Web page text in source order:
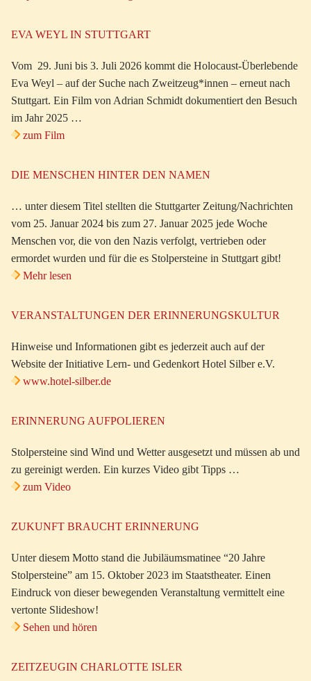
EVA WEYL IN STUTTGART
Vom 29. Juni bis 3. Juli 2026 kommt die Holocaust-Überlebende
Eva Weyl – auf der Suche nach Zweitzeug*innen – erneut nach
Stuttgart. Ein Film von Adrian Schmidt dokumentiert den Besuch
im Jahr 2025 …
zum Film
DIE MENSCHEN HINTER DEN NAMEN
… unter diesem Titel stellten die Stuttgarter Zeitung/Nachrichten
vom 25. Januar 2024 bis zum 27. Januar 2025 jede Woche
Menschen vor, die von den Nazis verfolgt, vertrieben oder
ermordet wurden und für die es Stolpersteine in Stuttgart gibt!
Mehr lesen
VERANSTALTUNGEN DER ERINNERUNGSKULTUR
Hinweise und Informationen gibt es jederzeit auch auf der
Website der Initiative Lern- und Gedenkort Hotel Silber e.V.
www.hotel-silber.de
ERINNERUNG AUFPOLIEREN
Stolpersteine sind Wind und Wetter ausgesetzt und müssen ab und
zu gereinigt werden. Ein kurzes Video gibt Tipps …
zum Video
ZUKUNFT BRAUCHT ERINNERUNG
Unter diesem Motto stand die Jubiläumsmatinee “20 Jahre
Stolpersteine” am 15. Oktober 2023 im Staatstheater. Einen
Eindruck von dieser bewegenden Veranstaltung vermittelt eine
vertonte Slideshow!
Sehen und hören
ZEITZEUGIN CHARLOTTE ISLER